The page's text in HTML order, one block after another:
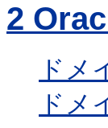
2
ドメ
ドメ